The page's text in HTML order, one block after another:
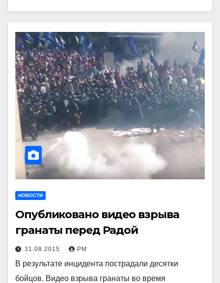
НОВОСТИ
Опубликовано видео взрыва
гранаты перед Радой
31.08.2015 РМ
В результате инцидента пострадали десятки
бойцов. Видео взрыва гранаты во время